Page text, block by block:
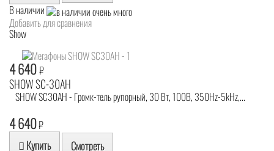
В наличии
Добавить для сравнения
Show
4 640₽
SHOW SC-30AH
SHOW SC30AH - Громк-тель рупорный, 30 Вт, 100В, 350Hz-5kHz,...
4 640₽
Купить Смотреть